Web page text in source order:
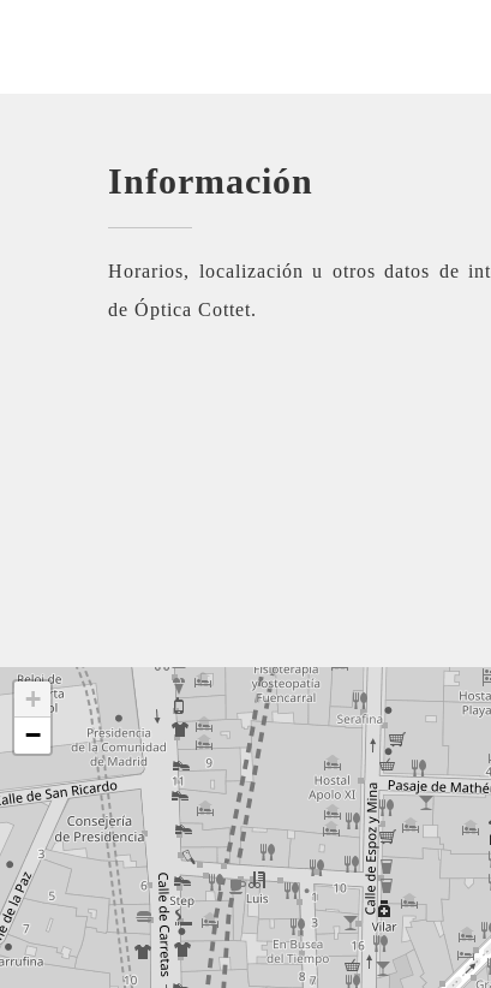
Información
Horarios, localización u otros datos de
de Óptica Cottet.
+
−